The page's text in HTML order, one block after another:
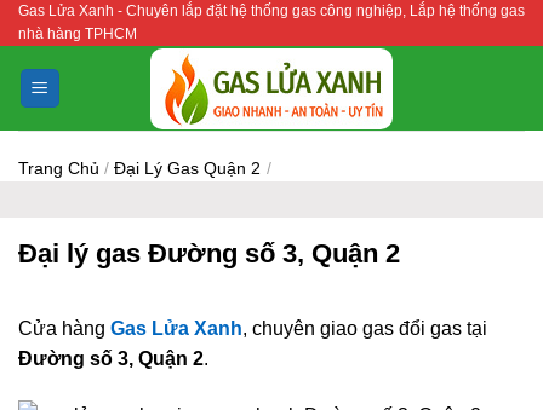
Bỏ
qua
nội
dung
Gas Lửa Xanh - Chuyên lắp đặt hệ thống gas công nghiệp, Lắp hệ thống gas
nhà hàng TPHCM
Trang Chủ / Đại Lý Gas Quận 2 /
Đại lý gas Đường số 3, Quận 2
Cửa hàng Gas Lửa Xanh, chuyên giao gas đổi gas tại
Đường số 3, Quận 2.